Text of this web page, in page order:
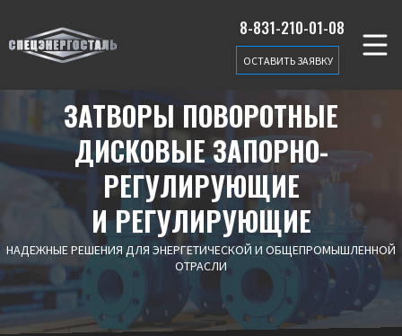
8-831-210-01-08
ОСТАВИТЬ ЗАЯВКУ
ЗАТВОРЫ ПОВОРОТНЫЕ
ДИСКОВЫЕ ЗАПОРНО-
РЕГУЛИРУЮЩИЕ
И РЕГУЛИРУЮЩИЕ
НАДЕЖНЫЕ РЕШЕНИЯ ДЛЯ ЭНЕРГЕТИЧЕСКОЙ И ОБЩЕПРОМЫШЛЕННОЙ
ОТРАСЛИ